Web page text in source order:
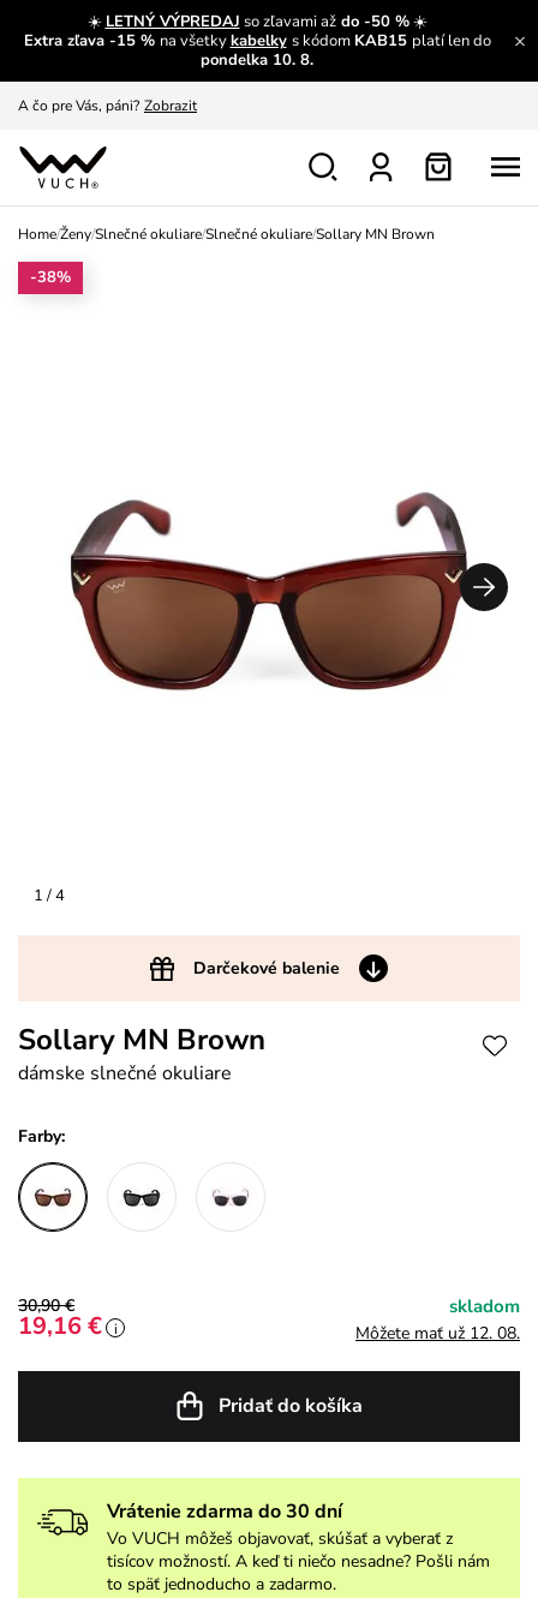
☀️ LETNÝ VÝPREDAJ so zľavami aždo -50 %☀️
Extra zľava -15 % na všetkykabelky s kódom KAB15 platí len do
pondelka 10. 8.
Prečítať viac
A čo pre Vás, páni? Zobrazit
S čím chybu neurobíš?
Nech sa inšpirovať Zobraziť
Home/Ženy/Slnečné okuliare/Slnečné okuliare/Sollary MN Brown
1/ 4
Darčekové balenie
-38%
Sollary MN Brown
dámske slnečné okuliare
Farby:
30,90 €
19,16 € i
skladom
Môžete mať už 12. 08.
Pridať do košíka
Vrátenie zdarma do 30 dní
Vo VUCH môžeš objavovať, skúšať a vyberať z
tisícov možností. A keď ti niečo nesadne? Pošli nám
to späť jednoducho a zadarmo.